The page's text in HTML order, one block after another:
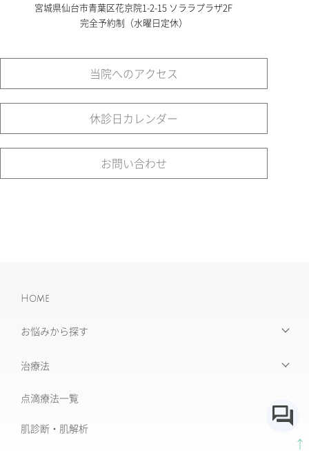
宮城県仙台市青葉区花京院1-2-15 ソララプラザ2F
完全予約制（水曜日定休）
当院へのアクセス
休診日カレンダー
お問い合わせ
Home
お悩みから探す
【お悩みから探す】INDEX
たるみ治療
美肌治療・肌育
治療法
治療機器・設備一覧
フォトナ6D/4D
点滴療法一覧
肌診断・肌解析
↑